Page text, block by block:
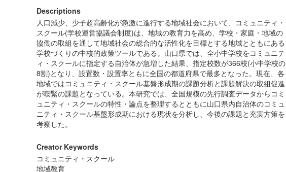
Descriptions
人口減少、少子超高齢化が急激に進行する地域社会において、コミュニティ・
スクール(学校運営協議会制度)は、地域の教育力を高め、学校・家庭・地域の
協働の取組を通して地域社会の総合的な活性化を目標とする地域とともにある
学校づくりの中核的政策ツールである。山口県では、全小中学校をコミュニテ
ィ・スクールに指定する自治体が急増した結果、指定校数が366校(小中学校の
8割)となり、設置数・設置率ともに全国の都道府県で最多となった。現在、各
地域ではコミュニティ・スクール基盤形成期の課題分析と課題解決の取組促進
が喫緊の課題となっている。本研究では、全国規模の先行調査データからコミ
ュニティ・スクールの特性・論点を整理するとともに山口県内自治体のコミュ
ニティ・スクール基盤形成期における現状を分析し、今後の課題と充実方策を
考察した。
Creator Keywords
コミュニティ・スクール
地域教育